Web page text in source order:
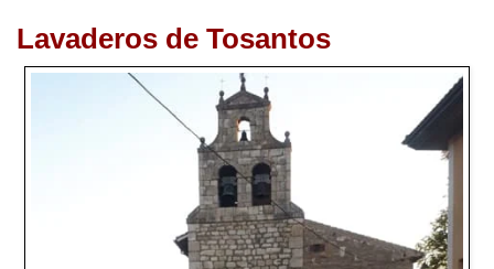
Lavaderos de Tosantos